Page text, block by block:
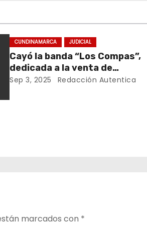
CUNDINAMARCA JUDICIAL
Cayó la banda “Los Compas”,
dedicada a la venta de
estupefacientes a domicilio en
Sep 3, 2025 Redacción Autentica
marcados con *